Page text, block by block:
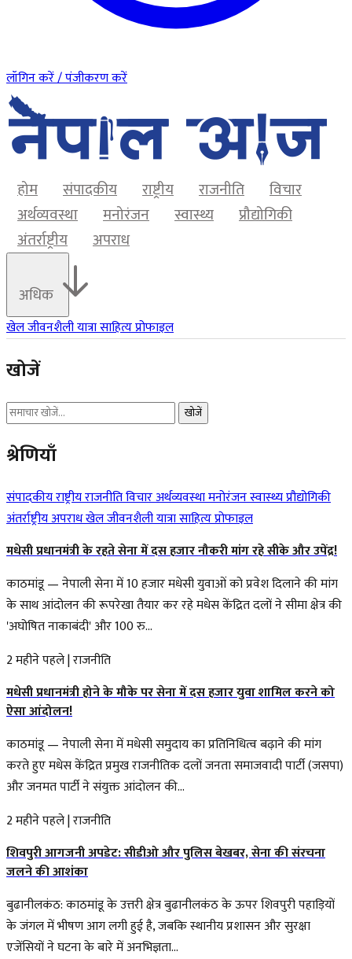
लॉगिन करें / पंजीकरण करें
होम संपादकीय राष्ट्रीय राजनीति
विचार
अर्थव्यवस्था
मनोरंजन स्वास्थ्य
प्रौद्योगिकी
अंतर्राष्ट्रीय
अपराध
अधिक
खेलजीवनशैलीयात्रासाहित्यप्रोफाइल
खोजें
खोजें
श्रेणियाँ
संपादकीयराष्ट्रीयराजनीतिविचारअर्थव्यवस्थामनोरंजनस्वास्थ्यप्रौद्योगिकी
अंतर्राष्ट्रीयअपराधखेलजीवनशैलीयात्रासाहित्यप्रोफाइल
मधेसी प्रधानमंत्री के रहते सेना में दस हजार नौकरी मांग रहे सीके और उपेंद्र!
काठमांडू — नेपाली सेना में 10 हजार मधेसी युवाओं को प्रवेश दिलाने की मांग
के साथ आंदोलन की रूपरेखा तैयार कर रहे मधेस केंद्रित दलों ने सीमा क्षेत्र की
'अघोषित नाकाबंदी' और 100 रु...
2 महीने पहले|राजनीति
मधेसी प्रधानमंत्री होने के मौके पर सेना में दस हजार युवा शामिल करने को
ऐसा आंदोलन!
काठमांडू — नेपाली सेना में मधेसी समुदाय का प्रतिनिधित्व बढ़ाने की मांग
करते हुए मधेस केंद्रित प्रमुख राजनीतिक दलों जनता समाजवादी पार्टी (जसपा)
और जनमत पार्टी ने संयुक्त आंदोलन की...
2 महीने पहले|राजनीति
शिवपुरी आगजनी अपडेट: सीडीओ और पुलिस बेखबर, सेना की संरचना
जलने की आशंका
बुढानीलकंठ: काठमांडू के उत्तरी क्षेत्र बुढानीलकंठ के ऊपर शिवपुरी पहाड़ियों
के जंगल में भीषण आग लगी हुई है, जबकि स्थानीय प्रशासन और सुरक्षा
एजेंसियों ने घटना के बारे में अनभिज्ञता...